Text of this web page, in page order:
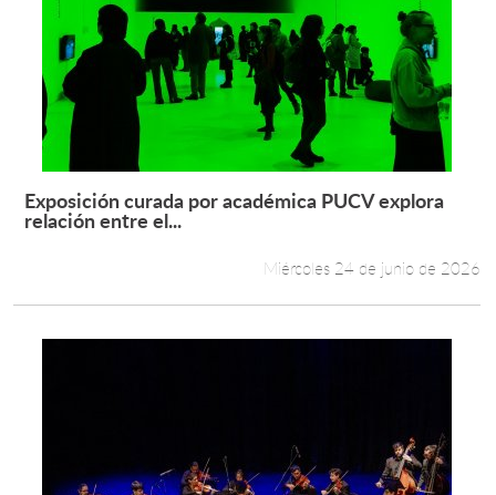
Leer más +
Exposición curada por académica PUCV explora
relación entre el...
Miércoles 24 de junio de 2026